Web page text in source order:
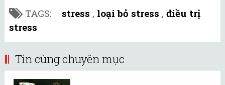
TAGS: stress , loại bỏ stress , điều trị
stress
Tin cùng chuyên mục